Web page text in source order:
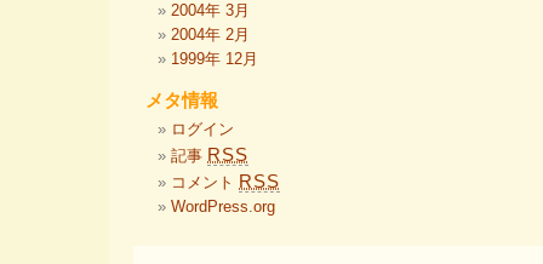
2004年 3月
2004年 2月
1999年 12月
メタ情報
ログイン
記事 RSS
コメント RSS
WordPress.org